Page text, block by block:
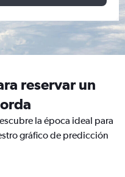
reservar un
la época ideal para
gráfico de predicción